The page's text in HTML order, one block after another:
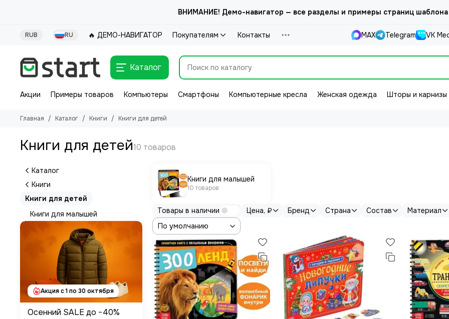
ВНИМАНИЕ! Демо-навигатор — все разделы и примеры страниц
RUB RU 🔥 ДЕМО-НАВИГАТОР Покупателям Контакты MAX Telegram VK
Каталог
Акции Примеры товаров Компьютеры Смартфоны Компьютерные кресла Женская одежда Шторы и карнизы
Главная Каталог Книги Книги для детей
Книги для детей
Книги для малышей
10 товаров
Товары в наличии Цена, ₽ Бренд Страна Состав Материал
Каталог
Книги
Книги для детей
Книги для малышей
Акция с 1 по 30 октября
Осенний SALE до −40%